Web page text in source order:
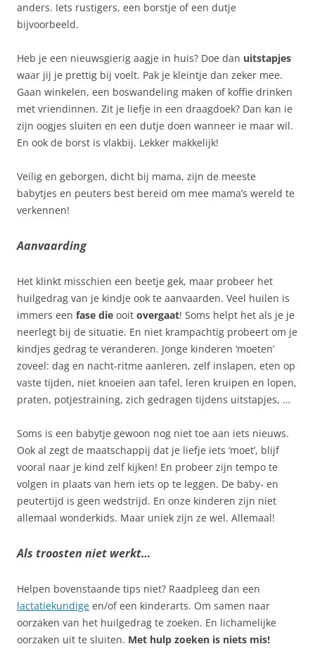
anders. Iets rustigers, een borstje of een dutje
bijvoorbeeld.
Heb je een nieuwsgierig aagje in huis? Doe dan uitstapjes
waar jij je prettig bij voelt. Pak je kleintje dan zeker mee.
Gaan winkelen, een boswandeling maken of koffie drinken
met vriendinnen. Zit je liefje in een draagdoek? Dan kan ie
zijn oogjes sluiten en een dutje doen wanneer ie maar wil.
En ook de borst is vlakbij. Lekker makkelijk!
Veilig en geborgen, dicht bij mama, zijn de meeste
babytjes en peuters best bereid om mee mama’s wereld te
verkennen!
Aanvaarding
Het klinkt misschien een beetje gek, maar probeer het
huilgedrag van je kindje ook te aanvaarden. Veel huilen is
immers een fase die ooit overgaat! Soms helpt het als je je
neerlegt bij de situatie. En niet krampachtig probeert om je
kindjes gedrag te veranderen. Jonge kinderen ‘moeten’
zoveel: dag en nacht-ritme aanleren, zelf inslapen, eten op
vaste tijden, niet knoeien aan tafel, leren kruipen en lopen,
praten, potjestraining, zich gedragen tijdens uitstapjes, …
Soms is een babytje gewoon nog niet toe aan iets nieuws.
Ook al zegt de maatschappij dat je liefje iets ‘moet’, blijf
vooral naar je kind zelf kijken! En probeer zijn tempo te
volgen in plaats van hem iets op te leggen. De baby- en
peutertijd is geen wedstrijd. En onze kinderen zijn niet
allemaal wonderkids. Maar uniek zijn ze wel. Allemaal!
Als troosten niet werkt…
Helpen bovenstaande tips niet? Raadpleeg dan een
lactatiekundige en/of een kinderarts. Om samen naar
oorzaken van het huilgedrag te zoeken. En lichamelijke
oorzaken uit te sluiten. Met hulp zoeken is niets mis!